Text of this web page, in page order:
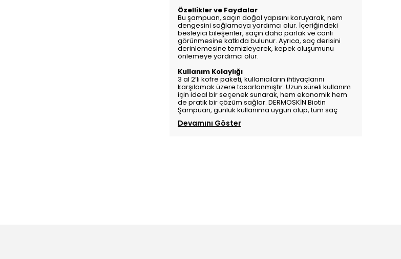
Özellikler ve Faydalar
Bu şampuan, saçın doğal yapısını koruyarak, nem
dengesini sağlamaya yardımcı olur. İçeriğindeki
besleyici bileşenler, saçın daha parlak ve canlı
görünmesine katkıda bulunur. Ayrıca, saç derisini
derinlemesine temizleyerek, kepek oluşumunu
önlemeye yardımcı olur.
Kullanım Kolaylığı
3 al 2’li kofre paketi, kullanıcıların ihtiyaçlarını
karşılamak üzere tasarlanmıştır. Uzun süreli kullanım
için ideal bir seçenek sunarak, hem ekonomik hem
de pratik bir çözüm sağlar. DERMOSKİN Biotin
Şampuan, günlük kullanıma uygun olup, tüm saç
Devamını Göster